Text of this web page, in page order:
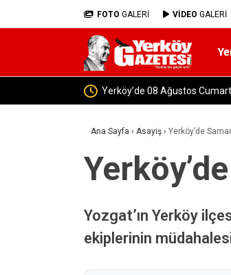
FOTO GALERİ VİDEO GALERİ
Ana Sayfa › Asayiş › Yerköy’de
Yozgat’ın Yerköy
ekiplerinin